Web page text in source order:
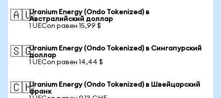
🇦🇺Uranium Energy (Ondo Tokenized) в
Австралийский доллар
1 UECon равен 15,99 $
🇸🇬Uranium Energy (Ondo Tokenized) в Сингапурский
доллар
1 UECon равен 14,44 $
🇨🇭Uranium Energy (Ondo Tokenized) в Швейцарский
франк